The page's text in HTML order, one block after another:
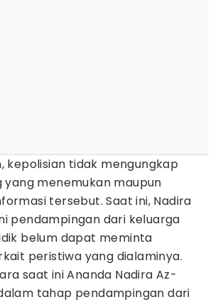
kepolisian tidak mengungkap
menemukan maupun
tersebut. Saat ini, Nadira
pendampingan dari keluarga
belum dapat meminta
peristiwa yang dialaminya.
saat ini Ananda Nadira Az-
tahap pendampingan dari